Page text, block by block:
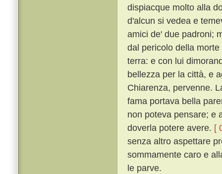
dispiacque molto alla
d'alcun si vedea e
amici de' due padroni;
dal pericolo della
terra: e con lui
bellezza per la città, e
Chiarenza, pervenne.
fama portava bella
non poteva pensare; e
doverla potere avere. [
senza altro aspettare
sommamente caro e
le parve.